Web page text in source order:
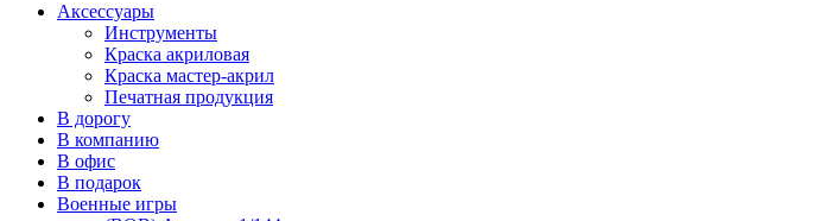
Аксессуары
Инструменты
Краска акриловая
Краска мастер-акрил
Печатная продукция
В дорогу
В компанию
В офис
В подарок
Военные игры